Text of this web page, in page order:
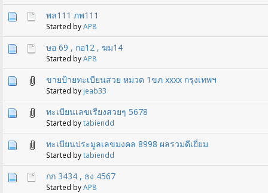
พล111 ภพ111
Started byAP8
ษอ 69 , กอ12 , ฆม14
Started byAP8
ขายป้ายทะเบียนสวย หมวด 1ขภ xxxx กรุงเทพฯ
Started by jeab33
ทะเบียนเลขเรียงสวยๆ 5678
Started bytabiendd
ทะเบียนประมูลเลขมงคล 8998 ผลรวมดีเยี่ยม
Started bytabiendd
กก 3434 , ธง 4567
Started byAP8